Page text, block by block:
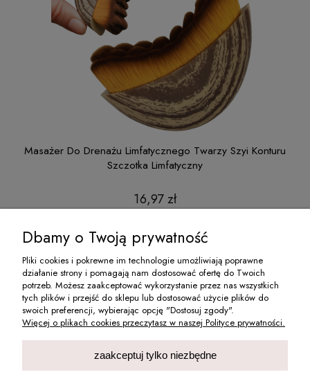
Masażer Do Drenażu Limfatycznego Twarzy Szyi Konturu
Szczotka Limfatyczny
16,97 zł
O NAS
MOJE KONTO
Dbamy o Twoją prywatność
Pliki cookies i pokrewne im technologie umożliwiają poprawne
działanie strony i pomagają nam dostosować ofertę do Twoich
potrzeb. Możesz zaakceptować wykorzystanie przez nas wszystkich
tych plików i przejść do sklepu lub dostosować użycie plików do
swoich preferencji, wybierając opcję "Dostosuj zgody".
Więcej o plikach cookies przeczytasz w naszej Polityce prywatności.
zaakceptuj tylko niezbędne